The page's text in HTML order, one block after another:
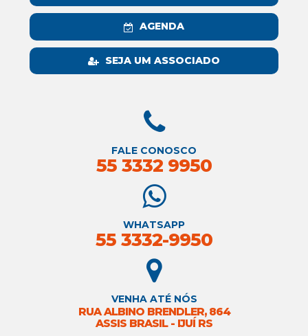
AGENDA
SEJA UM ASSOCIADO
FALE CONOSCO
55 3332 9950
WHATSAPP
55 3332-9950
VENHA ATÉ NÓS
RUA ALBINO BRENDLER, 864
ASSIS BRASIL - IJUÍ RS